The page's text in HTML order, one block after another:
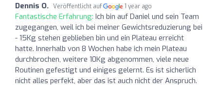
Dennis O. Veröffentlicht auf 1 year ago
Fantastische Erfahrung: Ich bin auf Daniel und sein Team
zugegangen, weil ich bei meiner Gewichtsreduzierung bei
- 15Kg stehen geblieben bin und ein Plateau erreicht
hatte. Innerhalb von 8 Wochen habe ich mein Plateau
durchbrochen, weitere 10Kg abgenommen, viele neue
Routinen gefestigt und einiges gelernt. Es ist sicherlich
nicht alles perfekt, aber das ist auch nicht der Anspruch.